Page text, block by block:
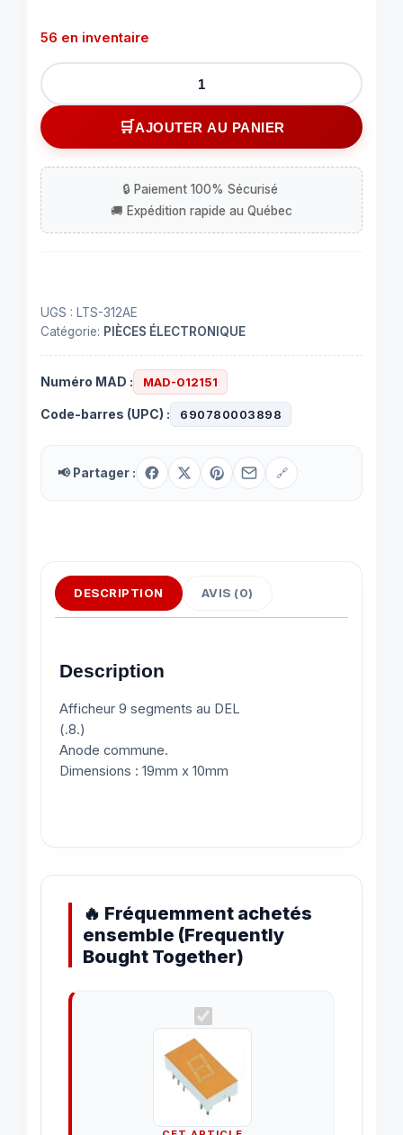
56 en inventaire
quantité
de
Afficheur
9
segments
au
DEL
AJOUTER AU PANIER
UGS : LTS-312AE
Catégorie: PIÈCES ÉLECTRONIQUE
Numéro MAD : MAD-012151
Code-barres (UPC) : 690780003898
📢 Partager : 🔗
DESCRIPTION AVIS (0)
Description
Afficheur 9 segments au DEL
(.8.)
Anode commune.
Dimensions : 19mm x 10mm
🔥 Fréquemment achetés
ensemble (Frequently
Bought Together)